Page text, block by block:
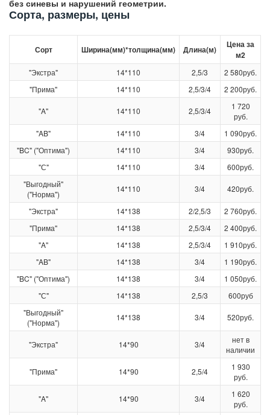
без синевы и нарушений геометрии.
Сорта, размеры, цены
Сорт Ширина(мм)*толщина(мм) Длина(м)
Цена за
м2
"Экстра" 14*110 2,5/3
2 580руб.
"Прима"
14*110 2,5/3/4 2 200руб.
"A" 14*110 2,5/3/4
1 720
руб.
"AB"
14*110 3/4
1 090руб.
"BC" ("Оптима")
14*110 3/4
930руб.
"С"
14*110 3/4
600руб.
"Выгодный"
("Норма")
14*110 3/4 420руб.
"Экстра" 14*138 2/2,5/3
2 760руб.
"Прима"
14*138 2,5/3/4
2 400руб.
"A"
14*138 2,5/3/4
1 910руб.
"AB"
14*138 3/4
1 190руб.
"BC" ("Оптима")
14*138 3/4
1 050руб.
"С"
14*138 2,5/3
600руб
"Выгодный"
("Норма")
14*138 3/4 520руб.
"Экстра" 14*90 3/4
нет в
наличии
"Прима" 14*90 2,5/4
1 930
руб.
"A" 14*90 3/4
1 620
руб.